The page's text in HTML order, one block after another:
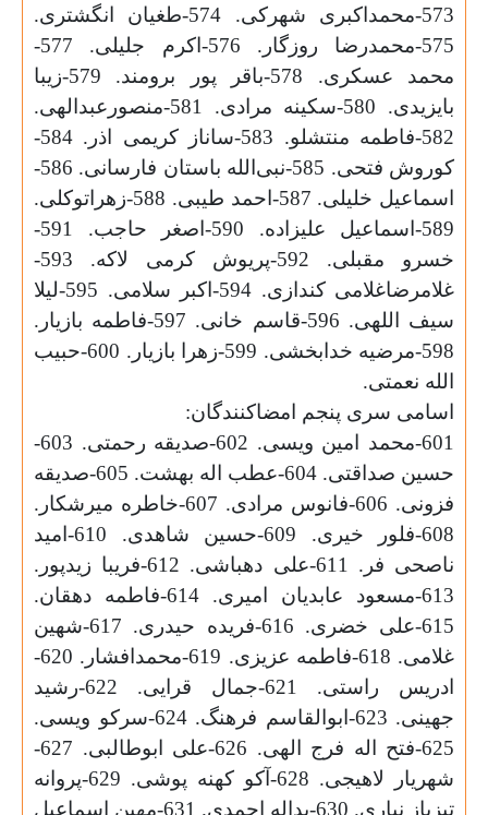
573-محمداکبری شهرکی. 574-طغیان انگشتری.
575-محمدرضا روزگار. 576-اکرم جلیلی. 577-
محمد عسکری. 578-باقر پور برومند. 579-زیبا
بایزیدی. 580-سکینه مرادی. 581-منصورعبدالهی.
582-فاطمه منتشلو. 583-ساناز کریمی اذر. 584-
کوروش فتحی. 585-نبی‌الله باستان فارسانی. 586-
اسماعیل خلیلی. 587-احمد طیبی. 588-زهراتوکلی.
589-اسماعیل علیزاده. 590-اصغر حاجب. 591-
خسرو مقبلی. 592-پریوش کرمی لاکه. 593-
غلامرضاغلامی کندازی. 594-اکبر سلامی. 595-لیلا
سیف اللهی. 596-قاسم خانی. 597-فاطمه بازیار.
598-مرضیه خدابخشی. 599-زهرا بازیار. 600-حبیب
الله نعمتی.
اسامی سری پنجم امضاکنندگان:
601-محمد امین ویسی. 602-صدیقه رحمتی. 603-
حسین صداقتی. 604-عطب اله بهشت. 605-صدیقه
فزونی. 606-فانوس مرادی. 607-خاطره میرشکار.
608-فلور خیری. 609-حسین شاهدی. 610-امید
ناصحی فر. 611-علی دهباشی. 612-فریبا زیدپور.
613-مسعود عابدیان امیری. 614-فاطمه دهقان.
615-علی خضری. 616-فریدە حیدری. 617-شهین
غلامی. 618-فاطمه عزیزی. 619-محمدافشار. 620-
ادریس راستی. 621-جمال قرایی. 622-رشید
جهینی. 623-ابوالقاسم فرهنگ. 624-سرکو ویسی.
625-فتح اله فرج الهی. 626-علی ابوطالبی. 627-
شهریار لاهیجی. 628-آکو کهنه پوشی. 629-پروانه
تیزپاز نیاری. 630-یداله احمدی. 631-مهین اسماعیل